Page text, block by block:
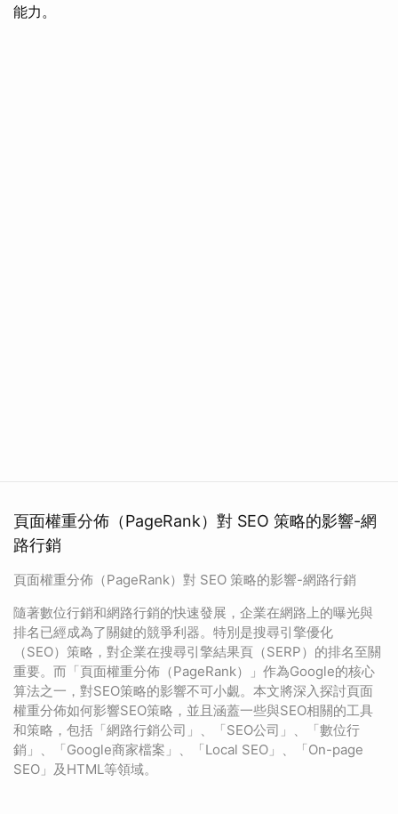
能力。
頁面權重分佈（PageRank）對 SEO 策略的影響-網
路行銷
頁面權重分佈（PageRank）對 SEO 策略的影響-網路行銷
隨著數位行銷和網路行銷的快速發展，企業在網路上的曝光與
排名已經成為了關鍵的競爭利器。特別是搜尋引擎優化
（SEO）策略，對企業在搜尋引擎結果頁（SERP）的排名至關
重要。而「頁面權重分佈（PageRank）」作為Google的核心
算法之一，對SEO策略的影響不可小覷。本文將深入探討頁面
權重分佈如何影響SEO策略，並且涵蓋一些與SEO相關的工具
和策略，包括「網路行銷公司」、「SEO公司」、「數位行
銷」、「Google商家檔案」、「Local SEO」、「On-page
SEO」及HTML等領域。